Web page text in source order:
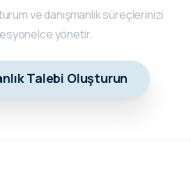
ve danışmanlık süreçlerinizi
yönetir.
Talebi Oluşturun